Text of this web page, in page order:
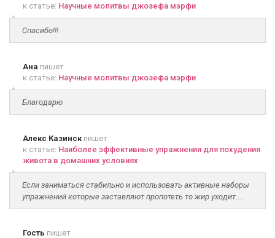
к статье: Научные молитвы джозефа мэрфи
Спасибо!!!
Ана пишет
к статье: Научные молитвы джозефа мэрфи
Благодарю
Алекс Казинскпишет
к статье: Наиболее эффективные упражнения для похудения
живота в домашних условиях
Если заниматься стабильно и использовать активные наборы
упражнений которые заставляют пропотеть то жир уходит....
Гость пишет